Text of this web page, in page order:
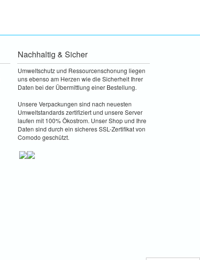
Nachhaltig & Sicher
Umweltschutz und Ressourcenschonung liegen
uns ebenso am Herzen wie die Sicherheit Ihrer
Daten bei der Übermittlung einer Bestellung.
Unsere Verpackungen sind nach neuesten
Umweltstandards zertifiziert und unsere Server
laufen mit 100% Ökostrom. Unser Shop und Ihre
Daten sind durch ein sicheres SSL-Zertifikat von
Comodo geschützt.